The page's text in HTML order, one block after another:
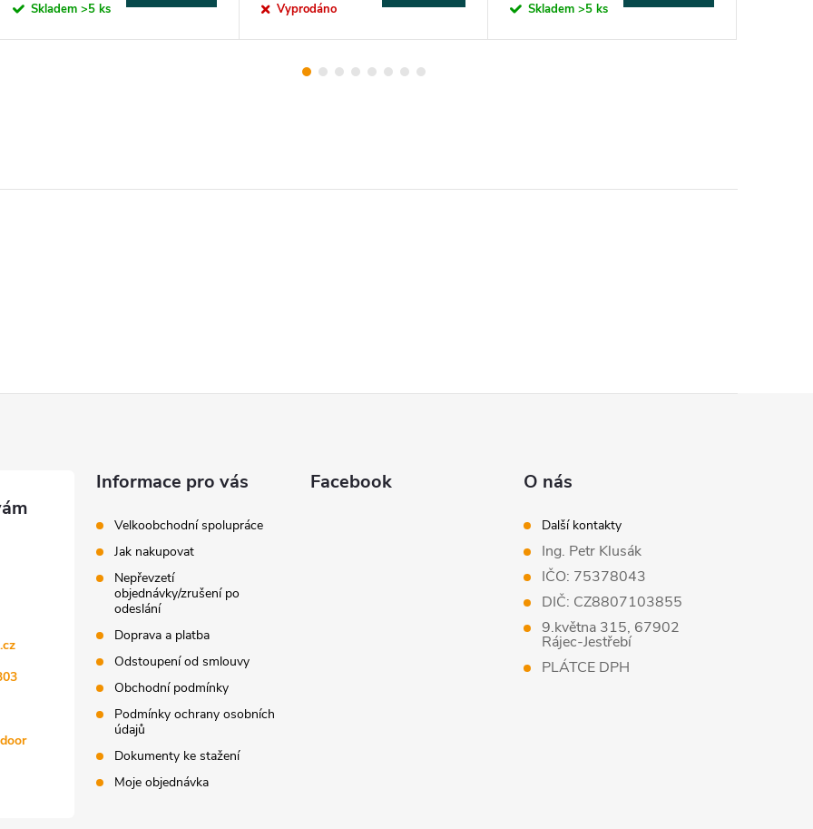
Skladem >5 ks Vyprodáno Skladem >5 ks
Informace pro vás
Velkoobchodní spolupráce
Jak nakupovat
Nepřevzetí
objednávky/zrušení po
odeslání
Doprava a platba
Odstoupení od smlouvy
Obchodní podmínky
Podmínky ochrany osobních
údajů
Dokumenty ke stažení
Moje objednávka
Facebook O nás
Další kontakty
Ing. Petr Klusák
IČO: 75378043
DIČ: CZ8807103855
9.května 315, 67902
Rájec-Jestřebí
PLÁTCE DPH